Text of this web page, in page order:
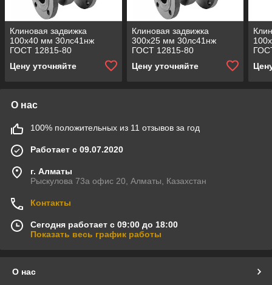
Клиновая задвижка
100x40 мм 30лс41нж
ГОСТ 12815-80
Цену уточняйте
Клиновая задвижка
300x25 мм 30лс41нж
ГОСТ 12815-80
Цену уточняйте
О нас
100% положительных из 11 отзывов за год
Работает с 09.07.2020
г. Алматы
Рыскулова 73а офис 20, Алматы, Казахстан
Контакты
Сегодня работает с 09:00 до 18:00
Показать весь график работы
О нас